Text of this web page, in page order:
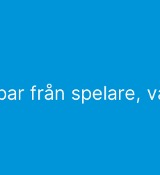
från spelare,